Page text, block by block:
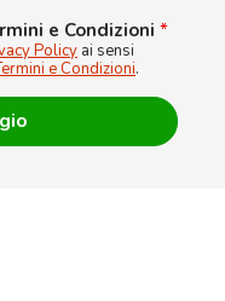
e Condizioni *
Policy ai sensi
e Condizioni.